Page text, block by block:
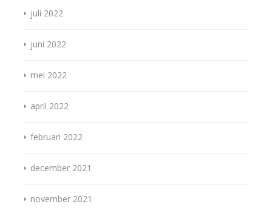
juli 2022
juni 2022
mei 2022
april 2022
februari 2022
december 2021
november 2021